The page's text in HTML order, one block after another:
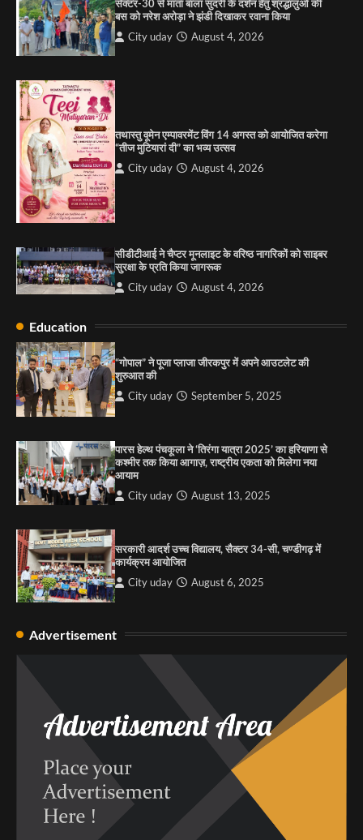
4
1
2
पारस हेल्थ पंचकूला ने ‘तिरंगा यात्रा 2025’ का हरियाणा से
कश्मीर तक किया आगाज़, राष्ट्रीय एकता को मिलेगा नया
आयाम
3
City uday August 6, 2025
की कसम: देवशाली
City uday
सेक्टर-30 से माता बाला सुंदरी के दर्शन हेतु श्रद्धालुओं की
बस को नरेश अरोड़ा ने झंडी दिखाकर रवाना किया
City uday August 4, 2026
तथास्तु वूमेन एम्पावरमेंट विंग 14 अगस्त को आयोजित करेगा
“तीज मुटियारां दी” का भव्य उत्सव
City uday August 4, 2026
सीडीटीआई ने चैप्टर मूनलाइट के वरिष्ठ नागरिकों को साइबर
सुरक्षा के प्रति किया जागरूक
City uday August 4, 2026
Education
“गोपाल” ने पूजा प्लाजा जीरकपुर में अपने आउटलेट की
शुरुआत की
City uday September 5, 2025
पारस हेल्थ पंचकूला ने ‘तिरंगा यात्रा 2025’ का हरियाणा से
कश्मीर तक किया आगाज़, राष्ट्रीय एकता को मिलेगा नया
आयाम
City uday August 13, 2025
सरकारी आदर्श उच्च विद्यालय, सैक्टर 34-सी, चण्डीगढ़ में
कार्यक्रम आयोजित
City uday August 6, 2025
Advertisement